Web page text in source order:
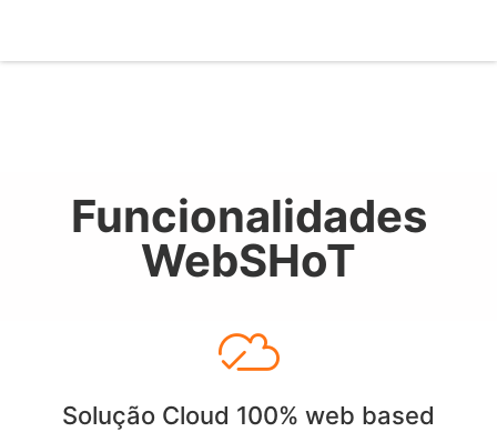
Funcionalidades
WebSHoT
Solução Cloud 100% web based